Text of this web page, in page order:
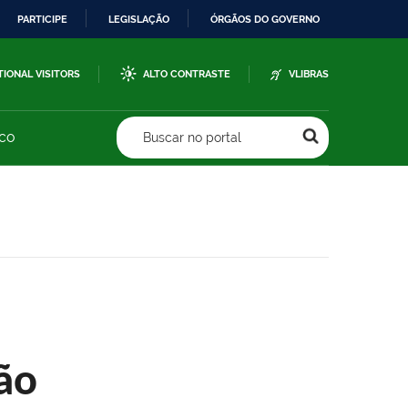
PARTICIPE LEGISLAÇÃO ÓRGÃOS DO GOVERNO
VISITORS ALTO CONTRASTE VLIBRAS
Buscar no portal